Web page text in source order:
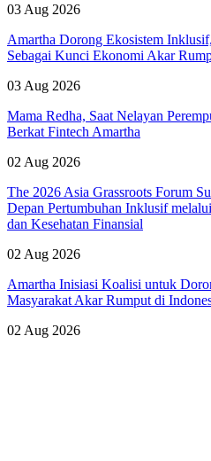
03 Aug 2026
Amartha Dorong Ekosistem
Sebagai Kunci Ekonomi Akar
03 Aug 2026
Mama Redha, Saat Nelayan
Berkat Fintech Amartha
02 Aug 2026
The 2026 Asia Grassroots Forum
Depan Pertumbuhan Inklusif
dan Kesehatan Finansial
02 Aug 2026
Amartha Inisiasi Koalisi untuk
Masyarakat Akar Rumput di
02 Aug 2026